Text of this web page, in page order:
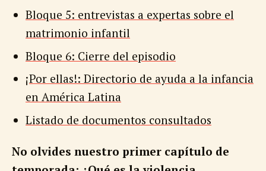
Bloque 5: entrevistas a expertas sobre el
matrimonio infantil
Bloque 6: Cierre del episodio
¡Por ellas!: Directorio de ayuda a la infancia
en América Latina
Listado de documentos consultados
No olvides nuestro primer capítulo de